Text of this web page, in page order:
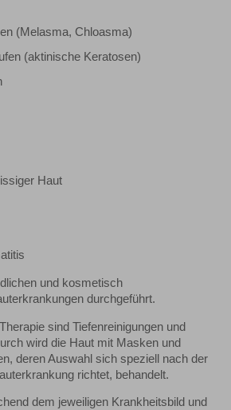
(Melasma, Chloasma)
(aktinische Keratosen)
Haut
und kosmetisch
durchgeführt.
sind Tiefenreinigungen und
wird die Haut mit Masken und
deren Auswahl sich speziell nach der
richtet, behandelt.
dem jeweiligen Krankheitsbild und